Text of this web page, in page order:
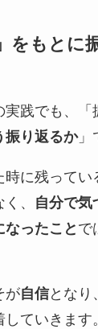
をもとに
践でも、「
振り返るか」
時に残って
、
自分で気
なったこと で
が自信となり、
ていきます。